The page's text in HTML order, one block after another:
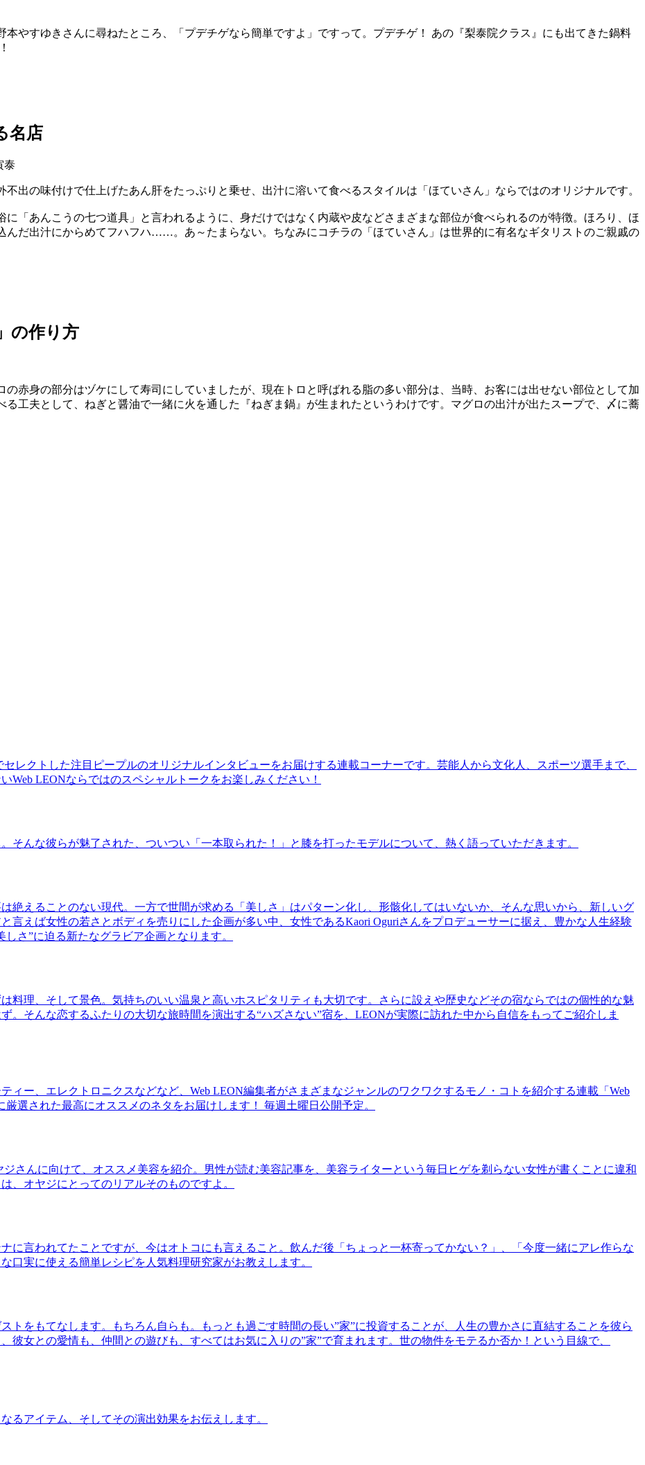
本やすゆきさんに尋ねたところ、「プデチゲなら簡単ですよ」ですって。プデチゲ！ あの『梨泰院クラス』にも出てきた鍋料
名店
出の味付けで仕上げたあん肝をたっぷりと乗せ、出汁に溶いて食べるスタイルは「ほていさん」ならではのオリジナルです。
「あんこうの七つ道具」と言われるように、身だけではなく内蔵や皮などさまざまな部位が食べられるのが特徴。ほろり、ほ
んだ出汁にからめてフハフハ……。あ～たまらない。ちなみにコチラの「ほていさん」は世界的に有名なギタリストのご親戚の
の作り方
赤身の部分はヅケにして寿司にしていましたが、現在トロと呼ばれる脂の多い部分は、当時、お客には出せない部位として加
工夫として、ねぎと醤油で一緒に火を通した『ねぎま鍋』が生まれたというわけです。マグロの出汁が出たスープで、〆に蕎
レクトした注目ピープルのオリジナルインタビューをお届けする連載コーナーです。芸能人から文化人、スポーツ選手まで、
Web LEONならではのスペシャルトークをお楽しみください！
そんな彼らが魅了された、ついつい「一本取られた！」と膝を打ったモデルについて、熱く語っていただきます。
絶えることのない現代。一方で世間が求める「美しさ」はパターン化し、形骸化してはいないか、そんな思いから、新しいグ
言えば女性の若さとボディを売りにした企画が多い中、女性であるKaori Oguriさんをプロデューサーに据え、豊かな人生経験
さ”に迫る新たなグラビア企画となります。
理、そして景色。気持ちのいい温泉と高いホスピタリティも大切です。さらに設えや歴史などその宿ならではの個性的な魅
。そんな恋するふたりの大切な旅時間を演出する“ハズさない”宿を、LEONが実際に訪れた中から自信をもってご紹介しま
ィー、エレクトロニクスなどなど、Web LEON編集者がさまざまなジャンルのワクワクするモノ・コトを紹介する連載「Web
選された最高にオススメのネタをお届けします！ 毎週土曜日公開予定。
さんに向けて、オススメ美容を紹介。男性が読む美容記事を、美容ライターという毎日ヒゲを剃らない女性が書くことに違和
、オヤジにとってのリアルそのものですよ。
に言われてたことですが、今はオトコにも言えること。飲んだ後「ちょっと一杯寄ってかない？」、「今度一緒にアレ作らな
口実に使える簡単レシピを人気料理研究家がお教えします。
トをもてなします。もちろん自らも。もっとも過ごす時間の長い”家”に投資することが、人生の豊かさに直結することを彼ら
彼女との愛情も、仲間との遊びも、すべてはお気に入りの”家”で育まれます。世の物件をモテるか否か！という目線で、
るアイテム、そしてその演出効果をお伝えします。